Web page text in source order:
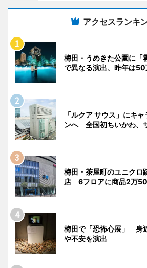
アクセスランキ
梅田・うめきた公園に
で異なる演出、昨年は50
「ルクア サウス」にキ
ンへ 全国初ちいかわ、
梅田・茶屋町のユニクロ
店 6フロアに商品2万
梅田で「恐怖心展」 身
や不安を演出